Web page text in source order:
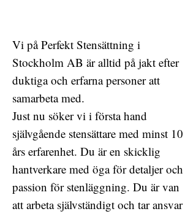
Vi på Perfekt Stensättning i
Stockholm AB är alltid på jakt efter
duktiga och erfarna personer att
samarbeta med.
Just nu söker vi i första hand
självgående stensättare med minst 10
års erfarenhet. Du är en skicklig
hantverkare med öga för detaljer och
passion för stenläggning. Du är van
att arbeta självständigt och tar ansvar